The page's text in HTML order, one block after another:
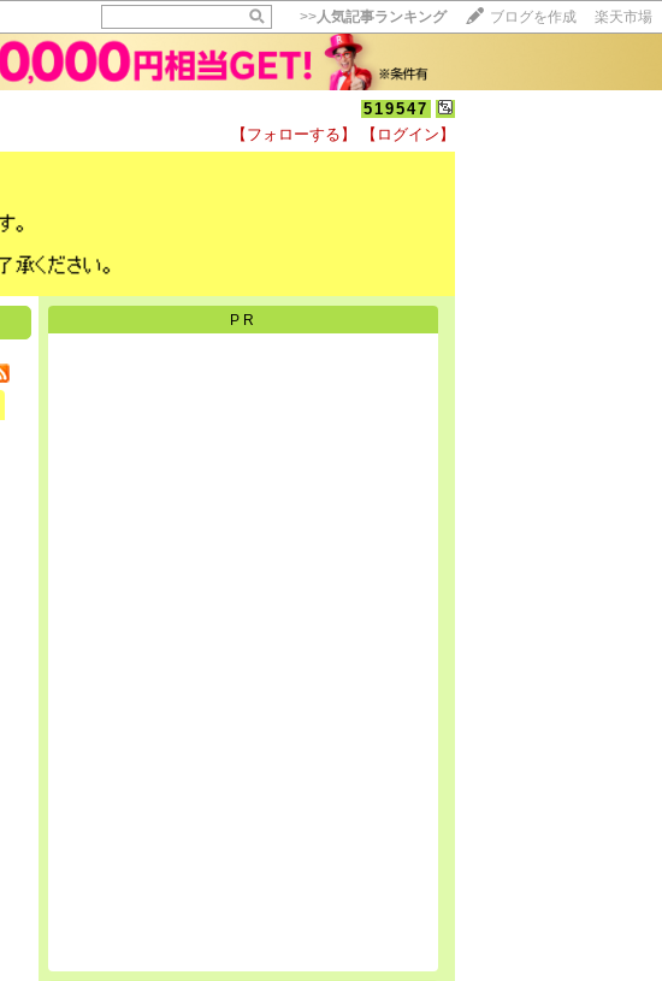
>>人気記事ランキング ブログを作成 楽天市場
519547
【フォローする】 【ログイン】
PR